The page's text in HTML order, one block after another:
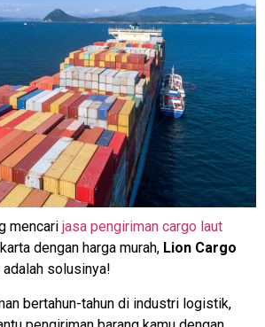
mencari jasa pengiriman cargo laut
dengan harga murah, Lion Cargo
adalah solusinya!
bertahun-tahun di industri logistik,